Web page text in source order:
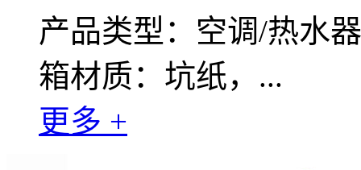
产品类型：空调/热水
箱材质：坑纸，...
更多 +